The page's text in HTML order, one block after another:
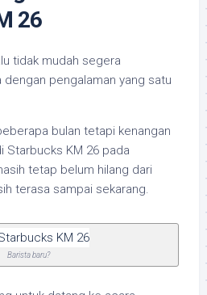
26
tidak mudah segera
pengalaman yang satu
bulan tetapi kenangan
Starbucks KM 26 pada
tetap belum hilang dari
terasa sampai sekarang.
Barista baru?